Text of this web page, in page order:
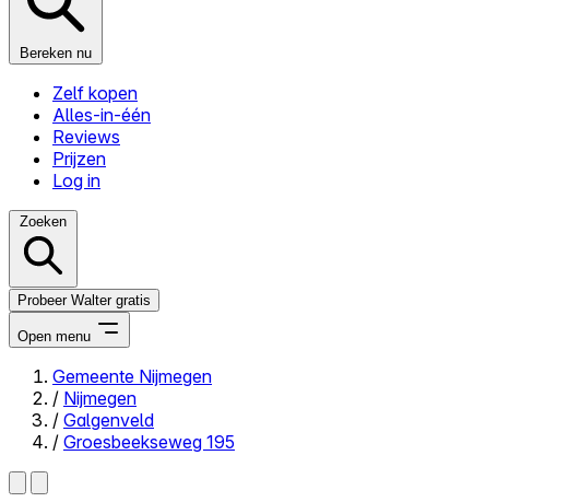
Bereken nu
Zelf kopen
Alles-in-één
Reviews
Prijzen
Log in
Zoeken
Probeer Walter gratis
Open menu
Close menu
Gemeente Nijmegen
/ Nijmegen
/ Galgenveld
/ Groesbeekseweg 195